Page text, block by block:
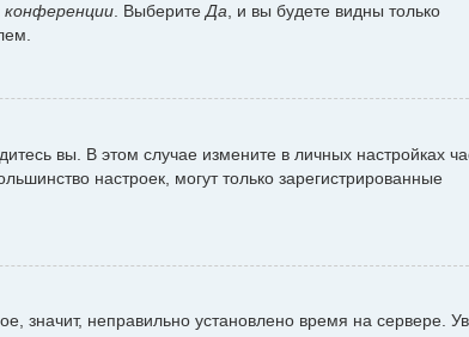
. Выберите Да , и вы будете видны только
вы. В этом случае измените в личных настройках
настроек, могут только зарегистрированные
значит, неправильно установлено время на сервере.